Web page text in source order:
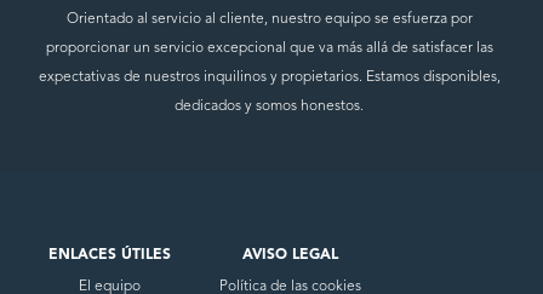
Orientado al servicio al cliente, nuestro equipo se esfuerza por
proporcionar un servicio excepcional que va más allá de satisfacer las
expectativas de nuestros inquilinos y propietarios. Estamos disponibles,
dedicados y somos honestos.
ENLACES ÚTILES
El equipo
AVISO LEGAL
Política de las cookies